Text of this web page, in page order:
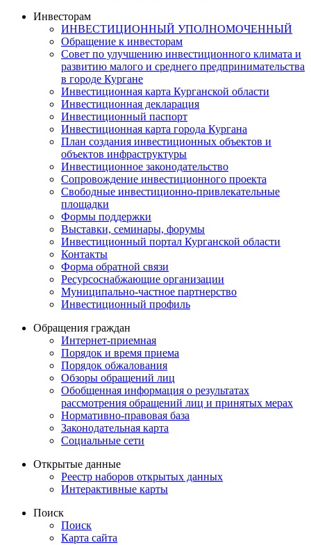
Инвесторам
ИНВЕСТИЦИОННЫЙ УПОЛНОМОЧЕННЫЙ
Обращение к инвесторам
Совет по улучшению инвестиционного климата и
развитию малого и среднего предпринимательства
в городе Кургане
Инвестиционная карта Курганской области
Инвестиционная декларация
Инвестиционный паспорт
Инвестиционная карта города Кургана
План создания инвестиционных объектов и
объектов инфраструктуры
Инвестиционное законодательство
Сопровождение инвестиционного проекта
Свободные инвестиционно-привлекательные
площадки
Формы поддержки
Выставки, семинары, форумы
Инвестиционный портал Курганской области
Контакты
Форма обратной связи
Ресурсоснабжающие организации
Муниципально-частное партнерство
Инвестиционный профиль
Обращения граждан
Интернет-приемная
Порядок и время приема
Порядок обжалования
Обзоры обращений лиц
Обобщенная информация о результатах
рассмотрения обращений лиц и принятых мерах
Нормативно-правовая база
Законодательная карта
Социальные сети
Открытые данные
Реестр наборов открытых данных
Интерактивные карты
Поиск
Поиск
Карта сайта